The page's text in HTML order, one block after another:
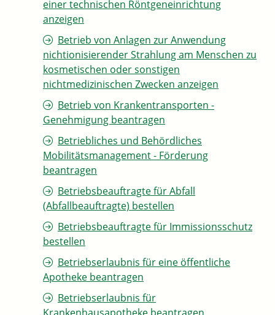
einer technischen Röntgeneinrichtung
anzeigen
Betrieb von Anlagen zur Anwendung
nichtionisierender Strahlung am Menschen zu
kosmetischen oder sonstigen
nichtmedizinischen Zwecken anzeigen
Betrieb von Krankentransporten -
Genehmigung beantragen
Betriebliches und Behördliches
Mobilitätsmanagement - Förderung
beantragen
Betriebsbeauftragte für Abfall
(Abfallbeauftragte) bestellen
Betriebsbeauftragte für Immissionsschutz
bestellen
Betriebserlaubnis für eine öffentliche
Apotheke beantragen
Betriebserlaubnis für